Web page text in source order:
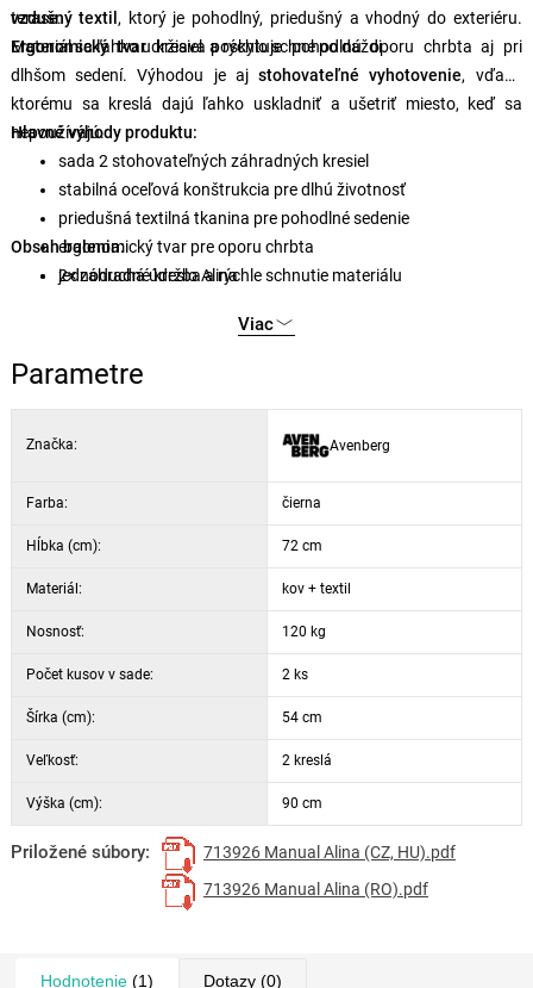
terase.
vzdušný textil , ktorý je pohodlný, priedušný a vhodný do exteriéru.
Materiál sa ľahko udržiava a rýchlo schne po daždi.
Ergonomický tvarkresiel poskytuje pohodlnú oporu chrbta aj pri
dlhšom sedení. Výhodou je aj stohovateľné vyhotovenie, vďaka
ktorému sa kreslá dajú ľahko uskladniť a ušetriť miesto, keď sa
nepoužívajú.
Hlavné výhody produktu:
sada 2 stohovateľných záhradných kresiel
stabilná oceľová konštrukcia pre dlhú životnosť
priedušná textilná tkanina pre pohodlné sedenie
ergonomický tvar pre oporu chrbta
jednoduchá údržba a rýchle schnutie materiálu
Obsah balenia:
2× záhradné kreslo Alina
Viac
Parametre
Značka: Avenberg
Farba: čierna
Hĺbka (cm): 72 cm
Materiál: kov + textil
Nosnosť: 120 kg
Počet kusov v sade: 2 ks
Šírka (cm): 54 cm
Veľkosť: 2 kreslá
Výška (cm): 90 cm
Priložené súbory:
713926 Manual Alina (CZ, HU).pdf
713926 Manual Alina (RO).pdf
Hodnotenie(1) Dotazy(0)